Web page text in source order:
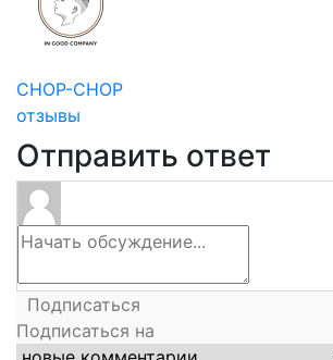
CHOP-CHOP
отзывы
Отправить ответ
Подписаться
Подписаться на